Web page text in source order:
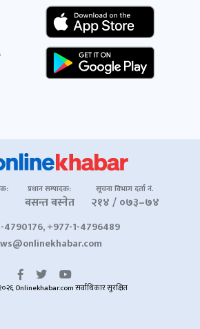
प्रधान सम्पादक:
बसन्त बस्नेत
सूचना विभाग दर्ता नं.
२१४ / ०७३–७४
4790176, +977-1-4796489
Onlinekhabar.com सर्वाधिकार सुरक्षित